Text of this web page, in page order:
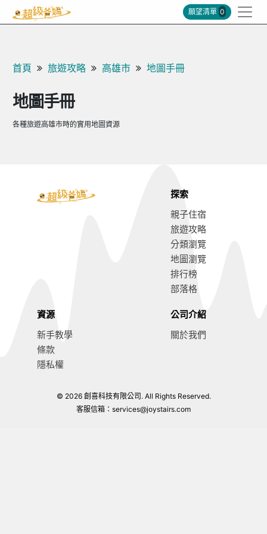
願望清單 0
首頁 旅遊攻略 高雄市 地圖手冊
地圖手冊
各種旅遊高雄市時的實用地圖資源
探索
親子住宿
旅遊攻略
分類瀏覽
地圖瀏覽
排行榜
部落格
資源
新手教學
條款
隱私權
公司介紹
關於我們
© 2026 創喜科技有限公司. All Rights Reserved.
客服信箱： services@joystairs.com